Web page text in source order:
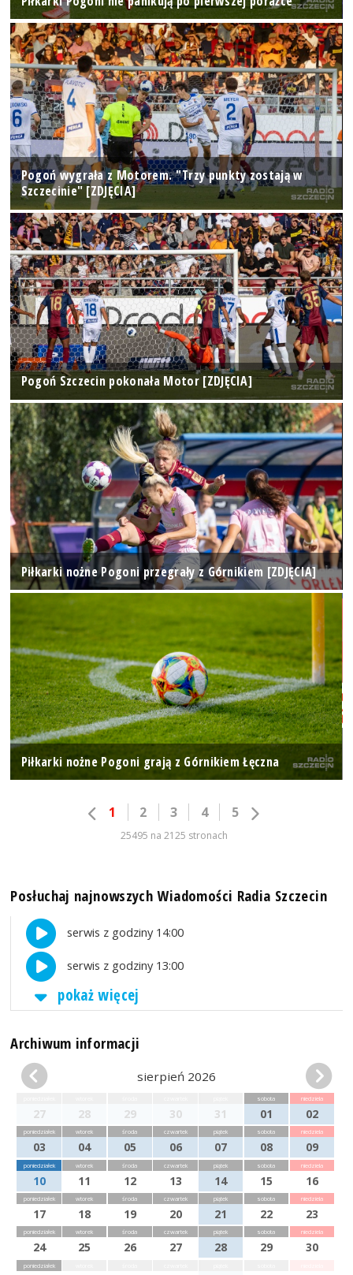
Pogoń wygrała z Motorem. "Trzy punkty zostają w
Szczecinie" [ZDJĘCIA]
Pogoń Szczecin pokonała Motor [ZDJĘCIA]
Piłkarki nożne Pogoni przegrały z Górnikiem [ZDJĘCIA]
Piłkarki nożne Pogoni grają z Górnikiem Łęczna
1 2 3 4 5
25495 na 2125 stronach
Posłuchaj najnowszych Wiadomości Radia Szczecin
serwis z godziny 14:00
serwis z godziny 13:00
pokaż więcej
Archiwum informacji
sierpień 2026
27 28 29 30 31
sobota
01
niedziela
02
poniedziałek
03
wtorek
04
środa
05
czwartek
06
piątek
07
sobota
08
niedziela
09
poniedziałek
10
wtorek
11
środa
12
czwartek
13
piątek
14
sobota
15
niedziela
16
poniedziałek
17
wtorek
18
środa
19
czwartek
20
piątek
21
sobota
22
niedziela
23
poniedziałek
24
wtorek
25
środa
26
czwartek
27
piątek
28
sobota
29
niedziela
30
poniedziałek